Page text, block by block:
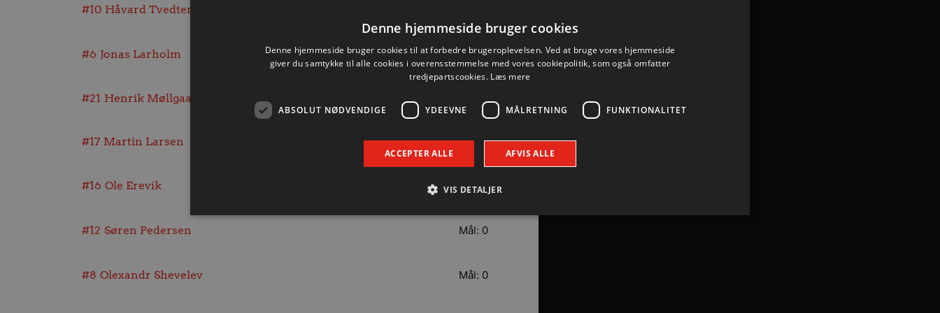
#10 Håvard Tvedten
#6 Jonas Larholm Mål: 3
#21 Henrik Møllgaard Mål: 0
#17 Martin Larsen Mål: 0
#16 Ole Erevik Mål: 0
#12 Søren Pedersen Mål: 0
#8 Olexandr Shevelev Mål: 0
Denne hjemmeside bruger cookies
Denne hjemmeside bruger cookies til at forbedre brugeroplevelsen. Ved at bruge vores hjemmeside
giver du samtykke til alle cookies i overensstemmelse med vores cookiepolitik, som også omfatter
tredjepartscookies. Læs mere
ABSOLUT NØDVENDIGE YDEEVNE MÅLRETNING FUNKTIONALITET
ACCEPTER ALLE AFVIS ALLE
VIS DETALJER
Absolut nødvendige cookies muliggør hjemmesidens grundlæggende funktionalitet såsom brugerlogin og kontoadministration. Hjemmesiden